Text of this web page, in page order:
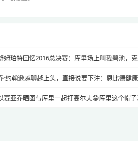
赛亚乔晒图与库里一起打高尔夫😁库里这个帽